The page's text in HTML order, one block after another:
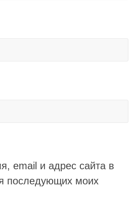
email и адрес сайта в
последующих моих